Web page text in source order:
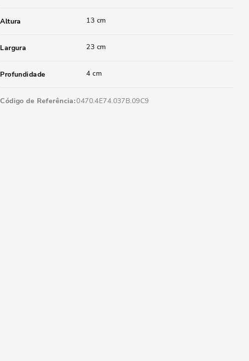
Altura 13 cm
Largura 23 cm
Profundidade 4 cm
Código de Referência 0470.4E74.037B.09C9